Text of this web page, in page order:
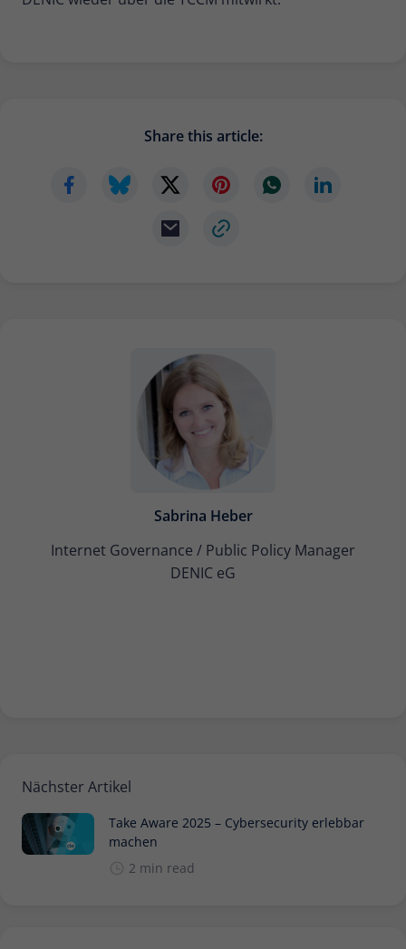
Share this article:
Sabrina Heber
Internet Governance / Public Policy Manager
DENIC eG
Nächster Artikel
Take Aware 2025 – Cybersecurity erlebbar
machen
2 min read